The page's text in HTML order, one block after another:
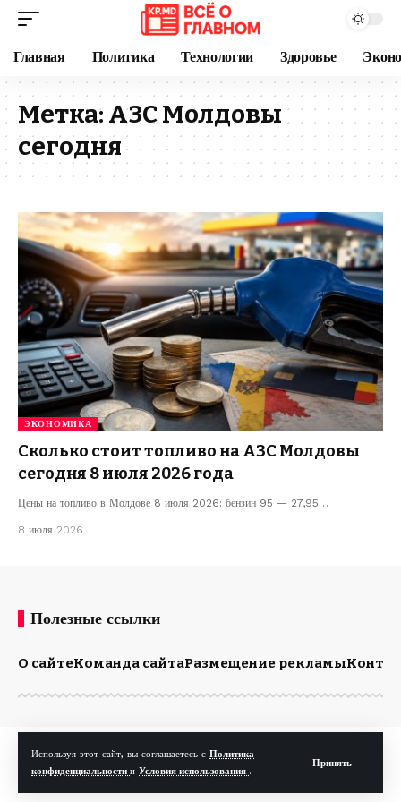
Используя этот сайт, вы соглашаетесь с Политика
конфиденциальности и Условия использования .
Принять
Главная Политика Технологии Здоровье
Метка: АЗС Молдовы
сегодня
ЭКОНОМИКА
Сколько стоит топливо на АЗС Молдовы
сегодня 8 июля 2026 года
Цены на топливо в Молдове 8 июля 2026: бензин 95 — 27,95…
8 июля 2026
Полезные ссылки
О сайтеКоманда сайтаРазмещение рекламы
© Kp.md. Все права защищены.